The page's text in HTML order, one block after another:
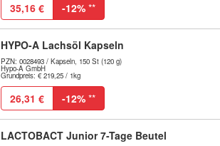
35,16 € -12% **
HYPO-A Lachsöl Kapseln
PZN: 0028493 / Kapseln, 150 St (120 g)
Hypo-A GmbH
Grundpreis: € 219,25 / 1kg
26,31 € -12% **
LACTOBACT Junior 7-Tage Beutel